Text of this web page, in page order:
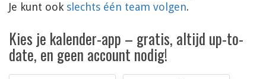
Je kunt ook slechts één team volgen.
Kies je kalender-app – gratis, altijd up-to-
date, en geen account nodig!